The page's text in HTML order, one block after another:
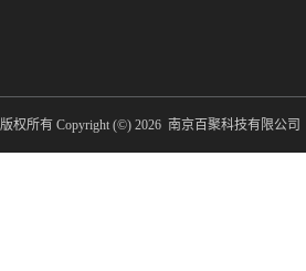
版权所有 Copyright (©) 2026 南京百聚科技有限公司